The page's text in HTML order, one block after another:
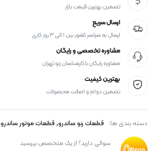
تضمین بهترین قیمت بازار
ارسال سریع
ارسال به سراسر کشور بین ۱ الی ۳ روز کاری
مشاوره تخصصی و رایگان
مشاوره رایگان با کارشناسان رنو تهران
بهترین کیفیت
تضمین دوام و اصالت محصولات
دسته بندی ها: قطعات رنو ساندرو,قطعات موتور ساندرو
سوالی دارید؟ از یک متخصص بپرسید